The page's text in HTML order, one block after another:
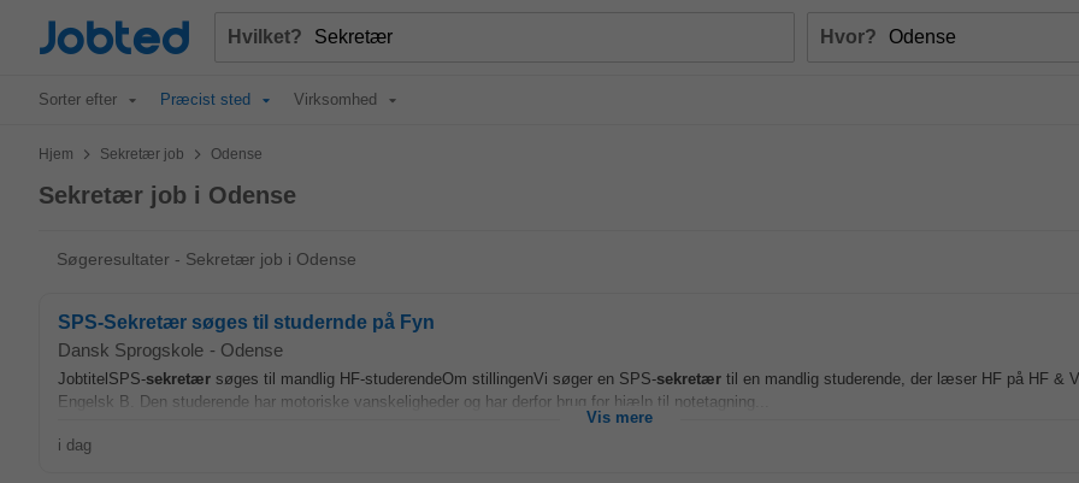
Jobted Hvilket? Hvor?
Sorter efter Præcist sted Virksomhed
Hjem > Sekretær job > Odense
Sekretær job i Odense
Søgeresultater - Sekretær job i Odense
SPS-Sekretær søges til studernde på Fyn
Dansk Sprogskole - Odense
JobtitelSPS-sekretær søges til mandlig HF-studerendeOm stillingenVi søger en SPS-sekretær til en mandlig studerende, der læser HF på HF &
Engelsk B. Den studerende har motoriske vanskeligheder og har derfor brug for hjælp til notetagning...
Vis mere
i dag